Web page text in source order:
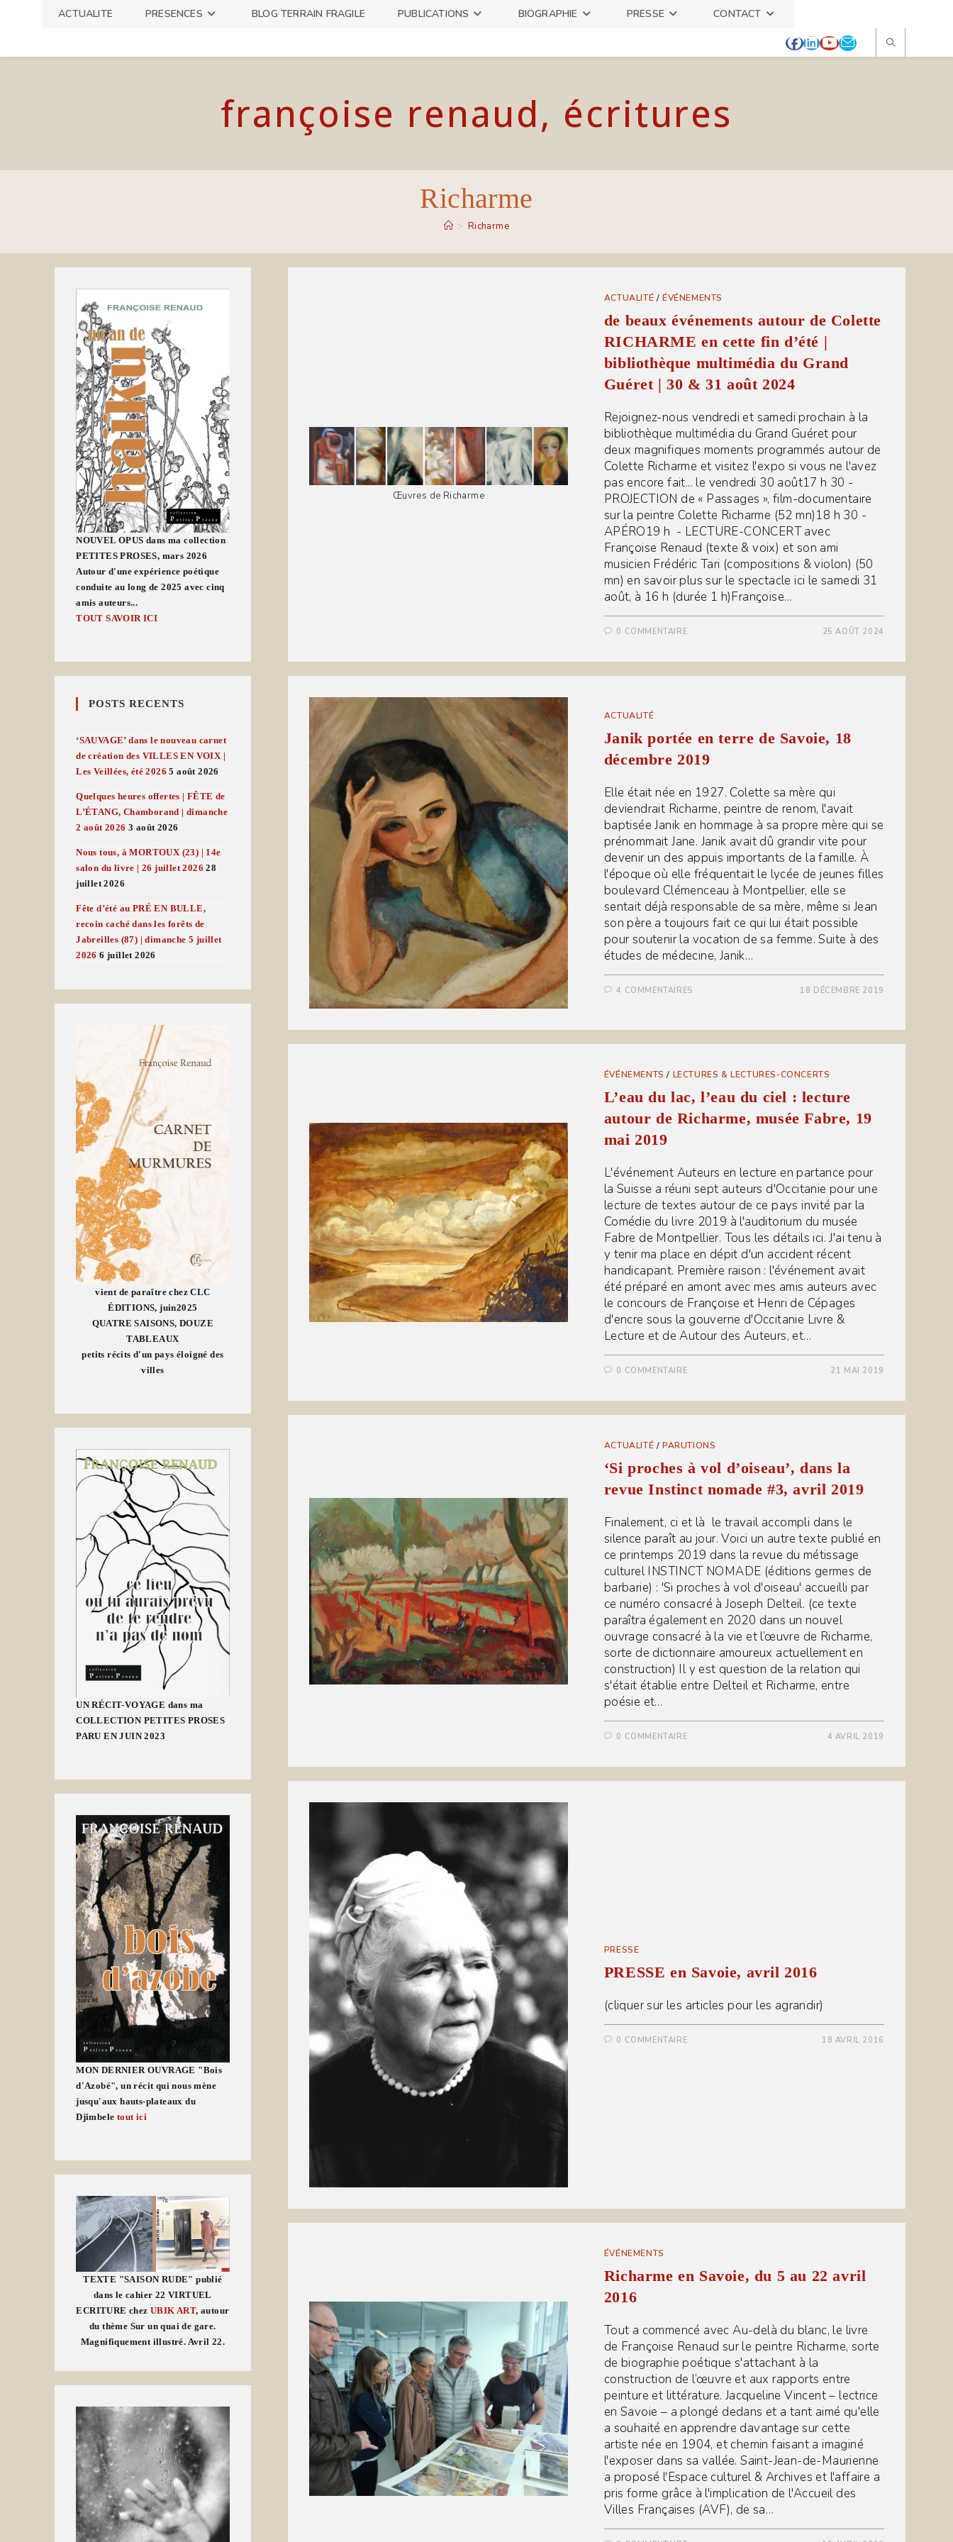
ACTUALITE PRESENCES BLOG TERRAIN FRAGILE PUBLICATIONS BIOGRAPHIE PRESSE CONTACT
françoise renaud, écritures
Richarme
> Richarme
Œuvres de Richarme
ACTUALITÉ /ÉVÉNEMENTS
de beaux événements autour de Colette
RICHARME en cette fin d’été |
bibliothèque multimédia du Grand
Guéret | 30 & 31 août 2024
Rejoignez-nous vendredi et samedi prochain à la
bibliothèque multimédia du Grand Guéret pour
deux magnifiques moments programmés autour de
Colette Richarme et visitez l'expo si vous ne l'avez
pas encore fait... le vendredi 30 août17 h 30 -
PROJECTION de « Passages », film-documentaire
sur la peintre Colette Richarme (52 mn)18 h 30 -
APÉRO19 h - LECTURE-CONCERT avec
Françoise Renaud (texte & voix) et son ami
musicien Frédéric Tari (compositions & violon) (50
mn) en savoir plus sur le spectacle ici le samedi 31
août, à 16 h (durée 1 h)Françoise…
0 COMMENTAIRE 25 AOÛT 2024
ACTUALITÉ
Janik portée en terre de Savoie, 18
décembre 2019
Elle était née en 1927. Colette sa mère qui
deviendrait Richarme, peintre de renom, l'avait
baptisée Janik en hommage à sa propre mère qui se
prénommait Jane. Janik avait dû grandir vite pour
devenir un des appuis importants de la famille. À
l'époque où elle fréquentait le lycée de jeunes filles
boulevard Clémenceau à Montpellier, elle se
sentait déjà responsable de sa mère, même si Jean
son père a toujours fait ce qui lui était possible
pour soutenir la vocation de sa femme. Suite à des
études de médecine, Janik…
4 COMMENTAIRES 18 DÉCEMBRE 2019
ÉVÉNEMENTS / LECTURES & LECTURES-CONCERTS
L’eau du lac, l’eau du ciel : lecture
autour de Richarme, musée Fabre, 19
mai 2019
L'événement Auteurs en lecture en partance pour
la Suisse a réuni sept auteurs d'Occitanie pour une
lecture de textes autour de ce pays invité par la
Comédie du livre 2019 à l'auditorium du musée
Fabre de Montpellier. Tous les détails ici. J'ai tenu à
y tenir ma place en dépit d'un accident récent
handicapant. Première raison : l'événement avait
été préparé en amont avec mes amis auteurs avec
le concours de Françoise et Henri de Cépages
d'encre sous la gouverne d'Occitanie Livre &
Lecture et de Autour des Auteurs, et…
0 COMMENTAIRE 21 MAI 2019
ACTUALITÉ /PARUTIONS
‘Si proches à vol d’oiseau’, dans la
revue Instinct nomade #3, avril 2019
Finalement, ci et là le travail accompli dans le
silence paraît au jour. Voici un autre texte publié en
ce printemps 2019 dans la revue du métissage
culturel INSTINCT NOMADE (éditions germes de
barbarie) : 'Si proches à vol d'oiseau' accueilli par
ce numéro consacré à Joseph Delteil. (ce texte
paraîtra également en 2020 dans un nouvel
ouvrage consacré à la vie et l’œuvre de Richarme,
sorte de dictionnaire amoureux actuellement en
construction) Il y est question de la relation qui
s'était établie entre Delteil et Richarme, entre
poésie et…
0 COMMENTAIRE 4 AVRIL 2019
PRESSE
PRESSE en Savoie, avril 2016
(cliquer sur les articles pour les agrandir)
0 COMMENTAIRE 18 AVRIL 2016
ÉVÉNEMENTS
Richarme en Savoie, du 5 au 22 avril
2016
Tout a commencé avec Au-delà du blanc, le livre
de Françoise Renaud sur le peintre Richarme, sorte
de biographie poétique s'attachant à la
construction de l’œuvre et aux rapports entre
peinture et littérature. Jacqueline Vincent – lectrice
en Savoie – a plongé dedans et a tant aimé qu'elle
a souhaité en apprendre davantage sur cette
artiste née en 1904, et chemin faisant a imaginé
l'exposer dans sa vallée. Saint-Jean-de-Maurienne
a proposé l'Espace culturel & Archives et l'affaire a
pris forme grâce à l'implication de l'Accueil des
Villes Françaises (AVF), de sa…
NOUVEL OPUS dans ma collection
PETITES PROSES, mars 2026
Autour d'une expérience poétique
conduite au long de 2025 avec cinq
amis auteurs...
TOUT SAVOIR ICI
POSTS RECENTS
‘SAUVAGE’ dans le nouveau carnet
de création des VILLES EN VOIX |
Les Veillées, été 2026 5 août 2026
Quelques heures offertes | FÊTE de
L’ÉTANG, Chamborand | dimanche
2 août 2026 3 août 2026
Nous tous, à MORTOUX (23) | 14e
salon du livre | 26 juillet 2026 28
juillet 2026
Fête d’été au PRÉ EN BULLE,
recoin caché dans les forêts de
Jabreilles (87) | dimanche 5 juillet
2026 6 juillet 2026
vient de paraître chez CLC
ÉDITIONS, juin2025
QUATRE SAISONS, DOUZE
TABLEAUX
petits récits d'un pays éloigné des
villes
UN RÉCIT-VOYAGE dans ma
COLLECTION PETITES PROSES
PARU EN JUIN 2023
MON DERNIER OUVRAGE "Bois
d'Azobé", un récit qui nous mène
jusqu'aux hauts-plateaux du
Djimbele tout ici
TEXTE "SAISON RUDE" publié
dans le cahier 22 VIRTUEL
ECRITURE chez UBIK ART, autour
du thème Sur un quai de gare.
Magnifiquement illustré. Avril 22.